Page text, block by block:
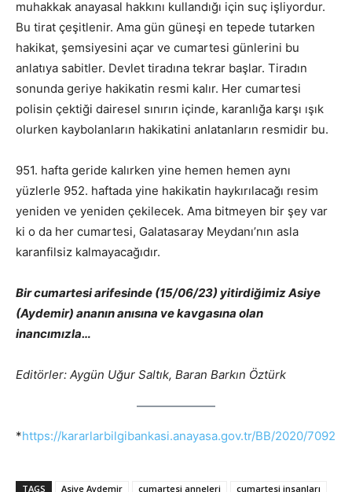
muhakkak anayasal hakkını kullandığı için suç işliyordur.
Bu tirat çeşitlenir. Ama gün güneşi en tepede tutarken
hakikat, şemsiyesini açar ve cumartesi günlerini bu
anlatıya sabitler. Devlet tiradına tekrar başlar. Tiradın
sonunda geriye hakikatin resmi kalır. Her cumartesi
polisin çektiği dairesel sınırın içinde, karanlığa karşı ışık
olurken kaybolanların hakikatini anlatanların resmidir bu.
951. hafta geride kalırken yine hemen hemen aynı
yüzlerle 952. haftada yine hakikatin haykırılacağı resim
yeniden ve yeniden çekilecek. Ama bitmeyen bir şey var
ki o da her cumartesi, Galatasaray Meydanı’nın asla
karanfilsiz kalmayacağıdır.
Bir cumartesi arifesinde (15/06/23) yitirdiğimiz Asiye
(Aydemir) ananın anısına ve kavgasına olan
inancımızla…
Editörler: Aygün Uğur Saltık, Baran Barkın Öztürk
*https://kararlarbilgibankasi.anayasa.gov.tr/BB/2020/7092
TAGS Asiye Aydemir cumartesi anneleri
cumartesi insanları